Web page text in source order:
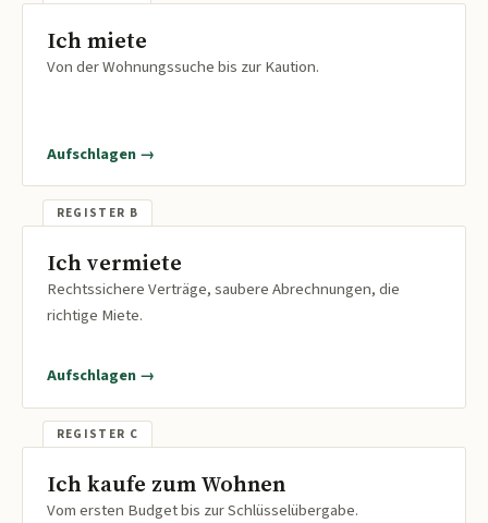
Ich miete
Von der Wohnungssuche bis zur Kaution.
Aufschlagen →
Ich vermiete
Rechtssichere Verträge, saubere Abrechnungen, die
richtige Miete.
Aufschlagen →
Ich kaufe zum Wohnen
Vom ersten Budget bis zur Schlüsselübergabe.